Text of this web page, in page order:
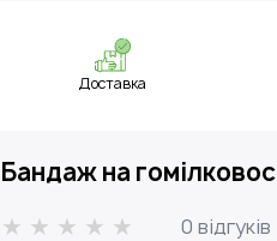
Доставка
Бандаж на
0 відгуків